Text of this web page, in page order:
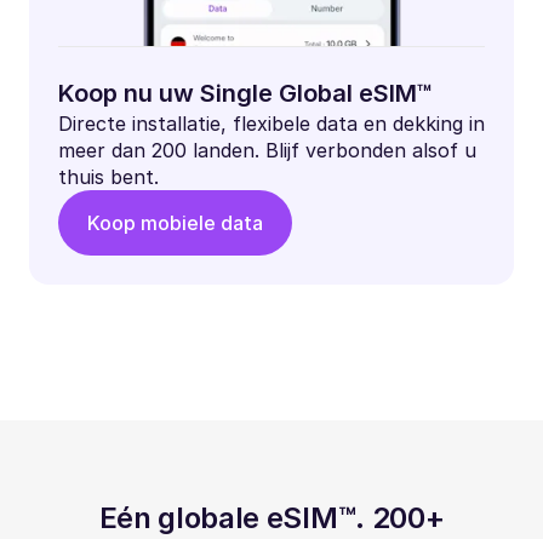
Koop nu uw Single Global eSIM™
Directe installatie, flexibele data en dekking in
meer dan 200 landen. Blijf verbonden alsof u
thuis bent.
Koop mobiele data
Eén globale eSIM™. 200+